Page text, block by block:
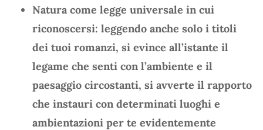
Natura come legge universale in cui
riconoscersi: leggendo anche solo i titoli
dei tuoi romanzi, si evince all’istante il
legame che senti con l’ambiente e il
paesaggio circostanti, si avverte il rapporto
che instauri con determinati luoghi e
ambientazioni per te evidentemente